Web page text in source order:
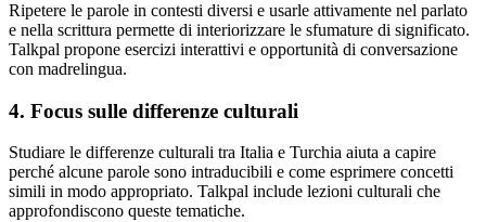
Ripetere le parole in contesti diversi e usarle attivamente nel parlato
e nella scrittura permette di interiorizzare le sfumature di significato.
Talkpal propone esercizi interattivi e opportunità di conversazione
con madrelingua.
4. Focus sulle differenze culturali
Studiare le differenze culturali tra Italia e Turchia aiuta a capire
perché alcune parole sono intraducibili e come esprimere concetti
simili in modo appropriato. Talkpal include lezioni culturali che
approfondiscono queste tematiche.